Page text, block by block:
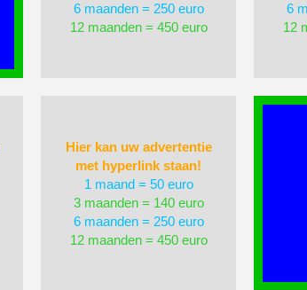
6 maanden = 250 euro
12 maanden = 450 euro
6
12
Hier kan uw advertentie
met hyperlink staan!
1 maand = 50 euro
3 maanden = 140 euro
6 maanden = 250 euro
12 maanden = 450 euro